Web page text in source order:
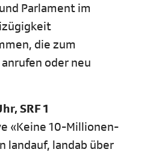
Parlament im
die zum
oder neu
SRF 1
«Keine 10-Millionen-
landauf, landab über